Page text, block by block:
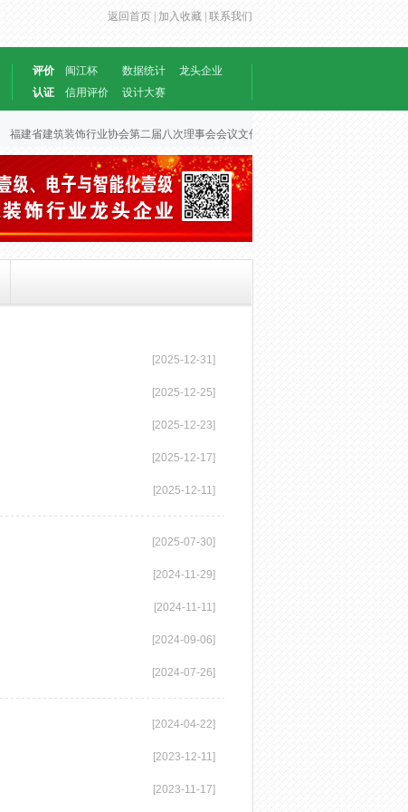
返回首页 | 加入收藏 | 联系我们
评价
认证
闽江杯 数据统计
龙头企业
信用评价
设计大赛
福建省建筑装饰行业协会第二届八次理事会会议文件
[2025-12-31]
[2025-12-25]
[2025-12-23]
[2025-12-17]
[2025-12-11]
[2025-07-30]
[2024-11-29]
[2024-11-11]
[2024-09-06]
[2024-07-26]
[2024-04-22]
[2023-12-11]
[2023-11-17]